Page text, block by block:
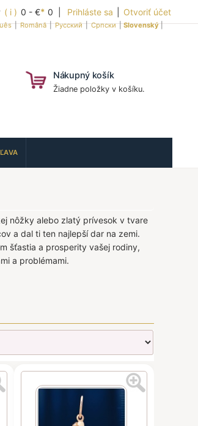
( i ) 0 - €* 0 | Prihláste sa Otvoriť účet
|Română|Русский|Српски|Slovenský|
Nákupný košík
Žiadne položky v košíku.
nôžky alebo zlatý prívesok v tvare
a dal ti ten najlepší dar na zemi.
šťastia a prosperity vašej rodiny,
a problémami.